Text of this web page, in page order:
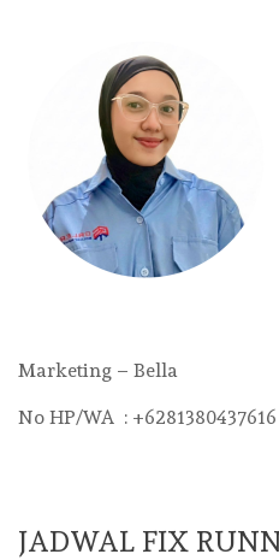
Marketing – Bella
No HP/WA : +6281380437616
JADWAL FIX